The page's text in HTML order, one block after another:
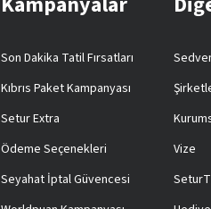
Son Dakika Tatil Fırsatları
Kıbrıs Paket Kampanyası
Setur Extra
Ödeme Seçenekleri
Seyahat İptal Güvencesi
Vize